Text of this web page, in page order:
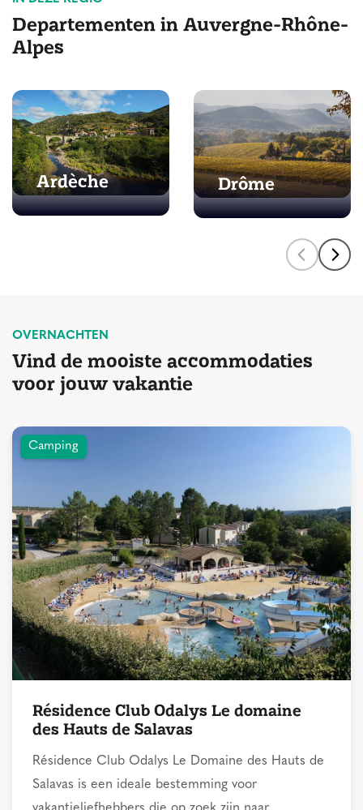
Departementen in Auvergne-Rhône-
Alpes
Ardèche Drôme
OVERNACHTEN
Vind de mooiste accommodaties
voor jouw vakantie
Camping
Résidence Club Odalys Le domaine
des Hauts de Salavas
Résidence Club Odalys Le Domaine des Hauts de
Salavas is een ideale bestemming voor